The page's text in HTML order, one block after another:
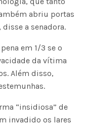
abriu portas
a senadora.
em 1/3 se o
da vítima
Além disso,
“insidiosa” de
invadido os lares